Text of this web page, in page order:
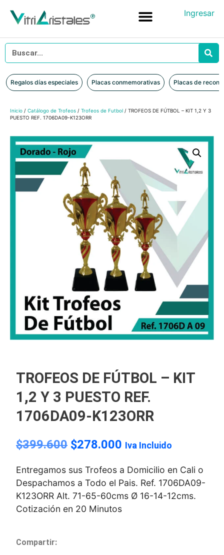
Ingresar
Regalos días especiales Placas conmemorativas Placas de
Inicio / Catálogo de Trofeos / Trofeos de Futbol / TROFEOS DE FÚTBOL – KIT 1,2 Y 3
PUESTO REF. 1706DA09-K123ORR
TROFEOS DE FÚTBOL – KIT
1,2 Y 3 PUESTO REF.
1706DA09-K123ORR
$399.600 $278.000 Iva Incluido
Entregamos sus Trofeos a Domicilio en Cali o
Despachamos a Todo el Pais. Ref. 1706DA09-
K123ORR Alt. 71-65-60cms Ø 16-14-12cms.
Cotización en 20 Minutos
Compartir: